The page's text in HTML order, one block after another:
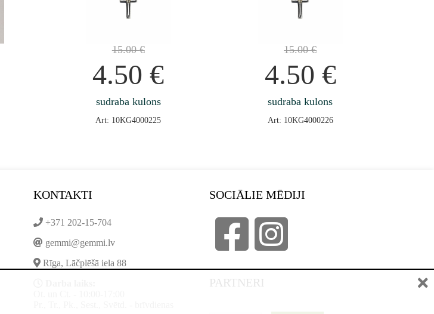
15.00€
4.50€
sudraba kulons
Art: 10KG4000225
15.00€
4.50 €
sudraba kulons
Art: 10KG4000226
KONTAKTI
+371 202-15-704
gemmi@gemmi.lv
Rīga, Lāčplēšā iela 88
SOCIĀLIE MĒDIJI
PARTNERI